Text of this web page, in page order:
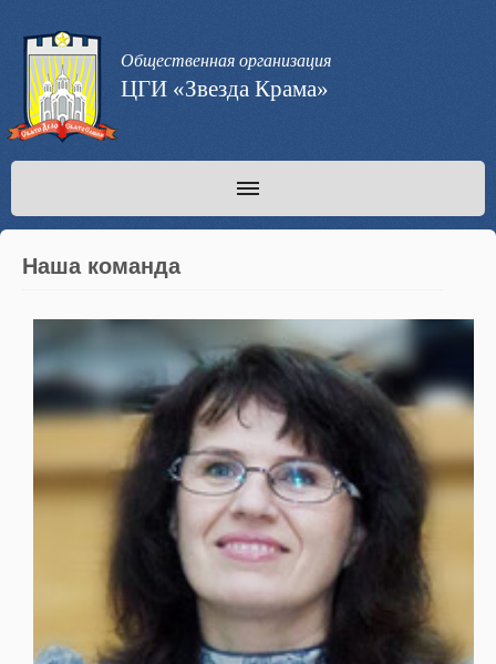
Общественная организация
ЦГИ «Звезда Крама»
Наша команда